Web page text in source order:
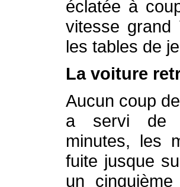
éclatée à
vitesse
les tables de
La voiture
Aucun coup
a servi de
minutes, les
fuite jusque
un